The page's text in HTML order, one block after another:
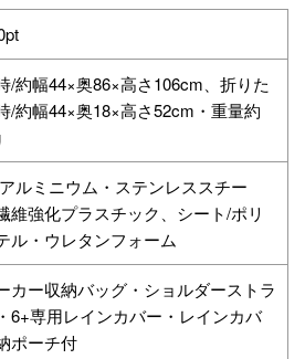
/約幅44×奥86×高さ106cm、折りた
/約幅44×奥18×高さ52cm・重量約
ルミニウム・ステンレススチー
維強化プラスチック、シート/ポリ
ル・ウレタンフォーム
カー収納バッグ・ショルダーストラ
6+専用レインカバー・レインカバ
ポーチ付